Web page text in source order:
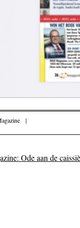
|
Ode aan de